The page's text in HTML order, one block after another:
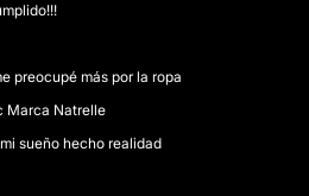
preocupé más por la ropa
Marca Natrelle
sueño hecho realidad